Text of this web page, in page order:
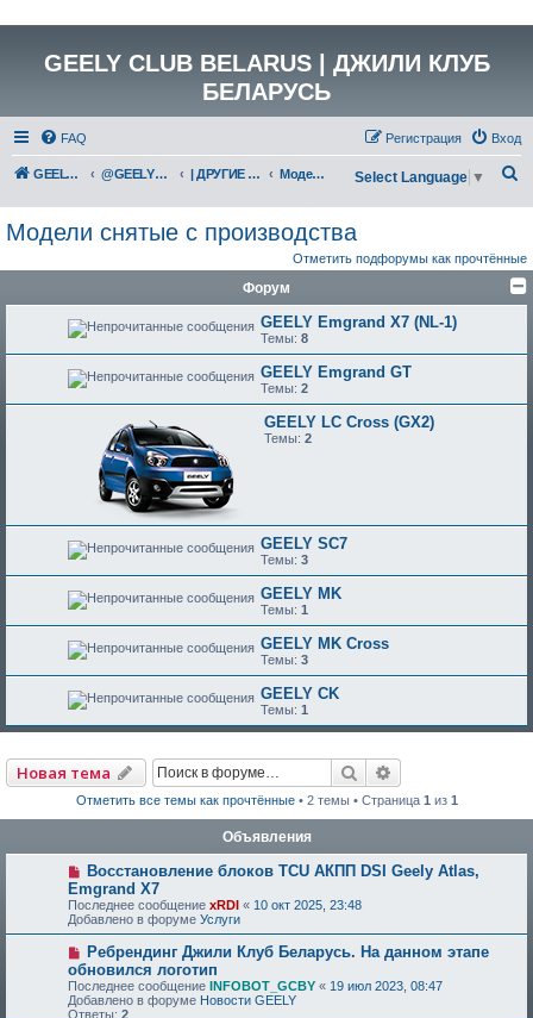
GEELY CLUB BELARUS | ДЖИЛИ КЛУБ
БЕЛАРУСЬ
FAQ Вход
Регистрация
GEELY Club Belarus @GEELYCLUBBY | ДРУГИЕ МОДЕЛИ GEELY Модели снятые с производства
с
к
Select Language ▼
Модели снятые с производства
Отметить подфорумы как прочтённые
Форум
GEELY Emgrand X7 (NL-1)
Темы: 8
GEELY Emgrand GT
Темы: 2
GEELY LC Cross (GX2)
Темы: 2
GEELY SC7
Темы: 3
GEELY MK
Темы: 1
GEELY MK Cross
Темы: 3
GEELY CK
Темы: 1
Новая тема Поиск
Отметить все темы как прочтённые• 2 темы • Страница 1 из 1
Объявления
Восстановление блоков TCU АКПП DSI Geely Atlas,
Emgrand X7
Последнее сообщение xRDI « 10 окт 2025, 23:48
Добавлено в форуме Услуги
Ребрендинг Джили Клуб Беларусь. На данном этапе
обновился логотип
Последнее сообщение INFOBOT_GCBY « 19 июл 2023, 08:47
Добавлено в форуме Новости GEELY
Ответы: 2